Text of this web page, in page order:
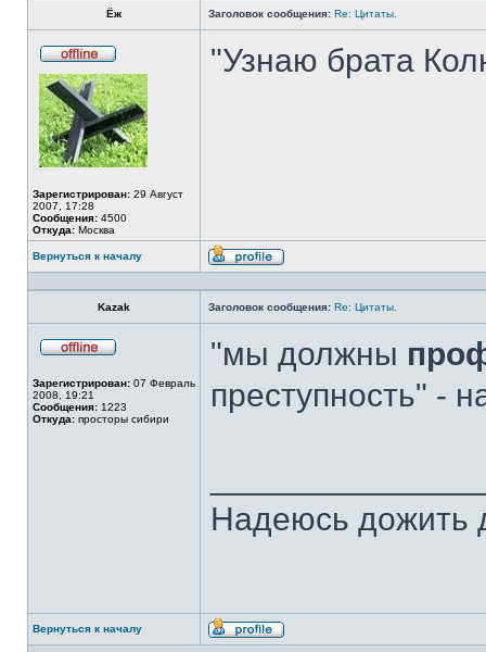
Ёж Заголовок сообщения: Re: Цитаты.
в
сети
Зарегистрирован: 29 Август
2007, 17:28
Сообщения: 4500
Откуда: Москва
"Узнаю брата
Вернуться к началу
Профиль
Kazak Заголовок сообщения: Re: Цитаты.
сети
Зарегистрирован: 07 Февраль
2008, 19:21
Сообщения: 1223
Откуда: просторы сибири
"мы должны
преступность" -
Надеюсь дожить
Вернуться к началу
Профиль